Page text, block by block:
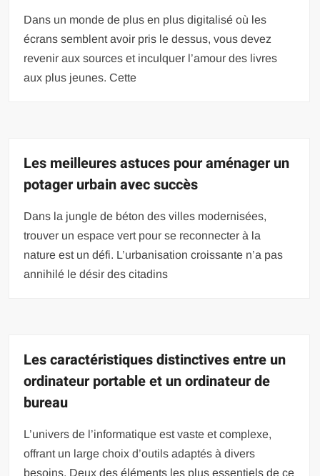
Dans un monde de plus en plus digitalisé où les
écrans semblent avoir pris le dessus, vous devez
revenir aux sources et inculquer l’amour des livres
aux plus jeunes. Cette
Les meilleures astuces pour aménager un
potager urbain avec succès
Dans la jungle de béton des villes modernisées,
trouver un espace vert pour se reconnecter à la
nature est un défi. L’urbanisation croissante n’a pas
annihilé le désir des citadins
Les caractéristiques distinctives entre un
ordinateur portable et un ordinateur de
bureau
L’univers de l’informatique est vaste et complexe,
offrant un large choix d’outils adaptés à divers
besoins. Deux des éléments les plus essentiels de ce